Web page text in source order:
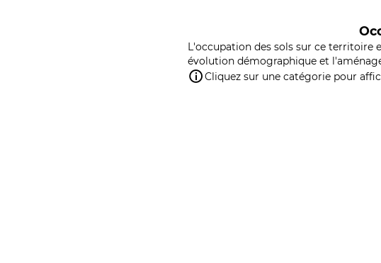
L'occupation des sols sur ce territoire
évolution démographique et
Cliquez sur une catégorie pour